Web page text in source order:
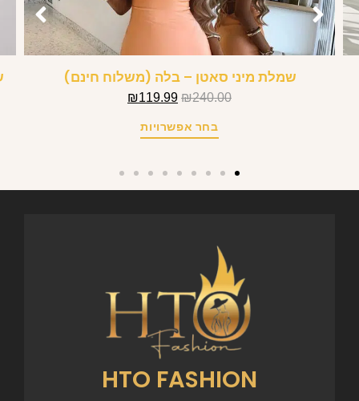
שמלת מיני סאטן – בלה (משלוח חינם)
₪240.00
₪119.99
בחר אפשרויות
HTO FASHION